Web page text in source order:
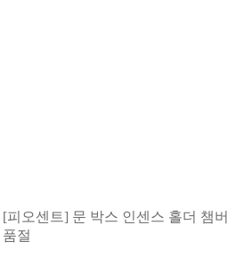
[피오센트] 문 박스 인센스 홀더 챔버
품절